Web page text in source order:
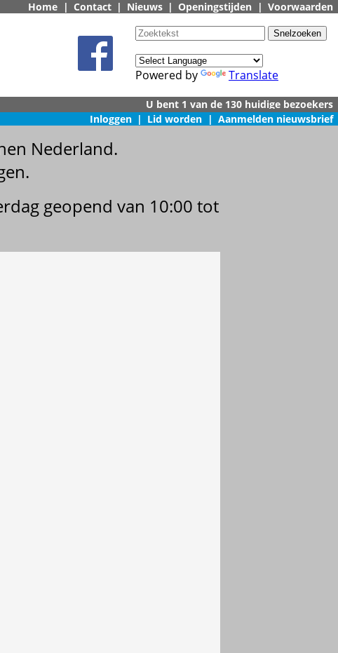
Home | Contact | Nieuws | Openingstijden | Voorwaarden
Powered by Translate
Inloggen | Lid worden | Aanmelden nieuwsbrief
Nederland.
geopend van 10:00 tot